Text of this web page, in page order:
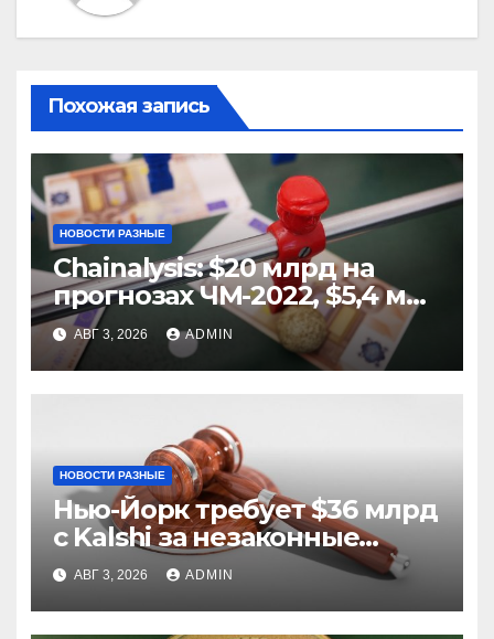
Похожая запись
НОВОСТИ РАЗНЫЕ
Chainalysis: $20 млрд на
прогнозах ЧМ-2022, $5,4 млн
из них незаконные
АВГ 3, 2026 ADMIN
НОВОСТИ РАЗНЫЕ
Нью-Йорк требует $36 млрд
с Kalshi за незаконные
ставки
АВГ 3, 2026 ADMIN